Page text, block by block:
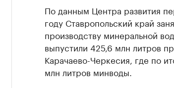
По данным Центра развития
году Ставропольский край
производству минеральной
выпустили 425,6 млн литров
Карачаево-Черкесия, где по
млн литров минводы.